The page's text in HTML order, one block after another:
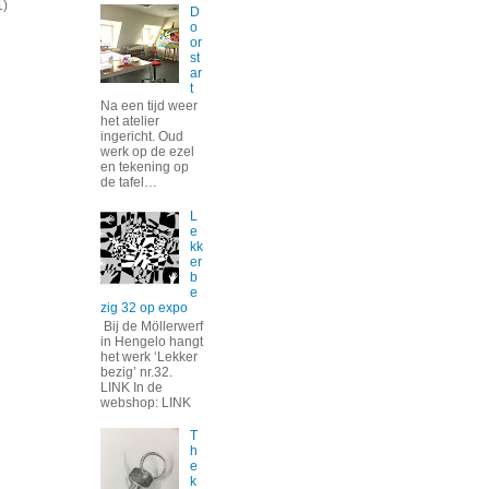
D
o
or
st
ar
t
Na een tijd weer
het atelier
ingericht. Oud
werk op de ezel
en tekening op
de tafel…
L
e
kk
er
b
e
zig 32 op expo
Bij de Möllerwerf
in Hengelo hangt
het werk ‘Lekker
bezig’ nr.32.
LINK In de
webshop: LINK
T
h
e
k